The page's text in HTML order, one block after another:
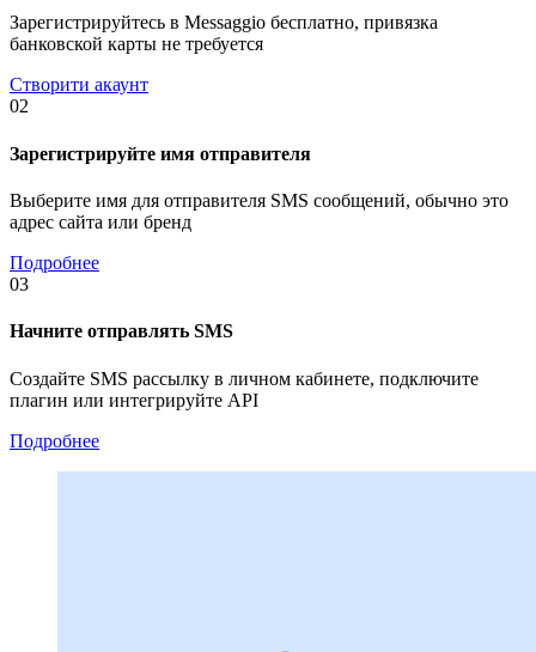
Зарегистрируйтесь в Messaggio бесплатно, привязка
банковской карты не требуется
Створити акаунт
02
Зарегистрируйте имя отправителя
Выберите имя для отправителя SMS сообщений, обычно это
адрес сайта или бренд
Подробнее
03
Начните отправлять SMS
Создайте SMS рассылку в личном кабинете, подключите
плагин или интегрируйте API
Подробнее